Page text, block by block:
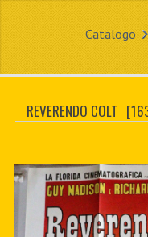
Catalogo
REVERENDO COLT